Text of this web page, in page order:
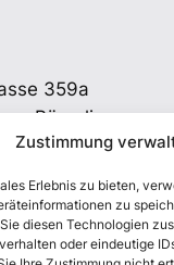
Zustimmung
Erlebnis zu bieten,
zu
diesen Technologien
oder eindeutige
359a
Bümpliz
nach